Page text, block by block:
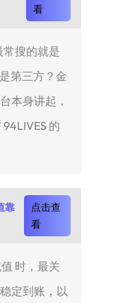
看
搜的就是
第三方？金
本身讲起，
的
靠
点击查
看
时，最关
定到账，以